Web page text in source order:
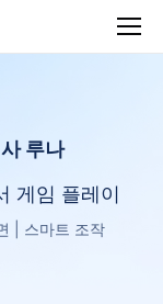
루나
게임 플레이
| 스마트 조작